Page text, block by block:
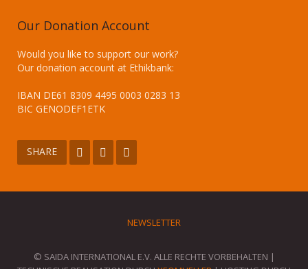
Our Donation Account
Would you like to support our work?
Our donation account at Ethikbank:
IBAN DE61 8309 4495 0003 0283 13
BIC GENODEF1ETK
SHARE
NEWSLETTER
© SAIDA INTERNATIONAL E.V. ALLE RECHTE VORBEHALTEN |